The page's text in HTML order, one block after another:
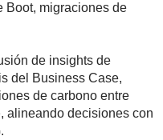
Boot, migraciones de
de insights de
del Business Case,
de carbono entre
alineando decisiones con